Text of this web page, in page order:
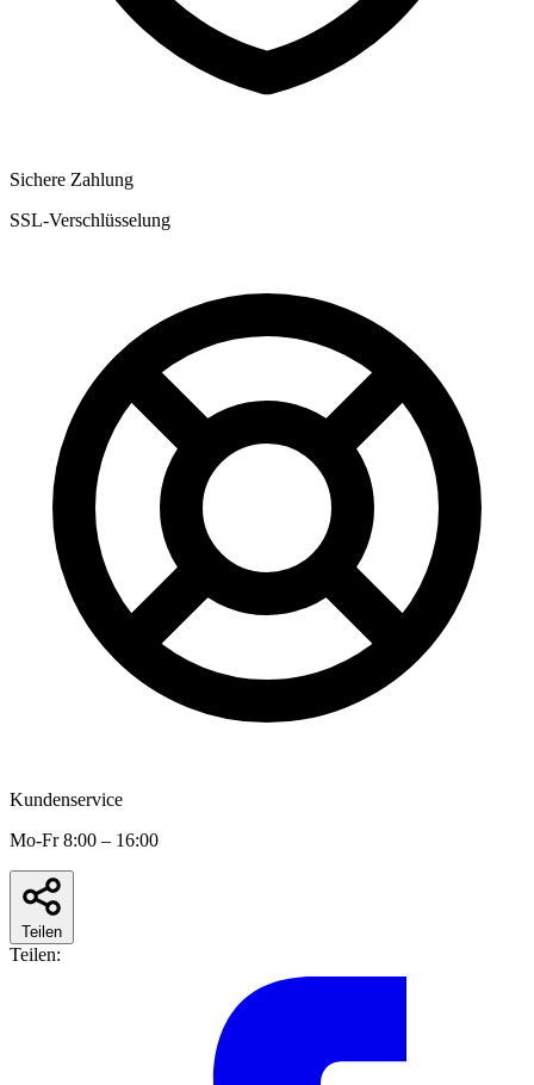
Sichere Zahlung
SSL-Verschlüsselung
Kundenservice
Mo-Fr 8:00 – 16:00
Teilen
Teilen: